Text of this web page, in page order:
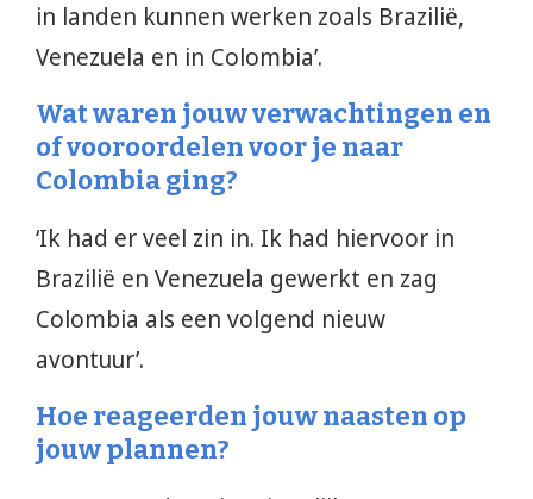
in landen kunnen werken zoals Brazilië,
Venezuela en in Colombia’.
Wat waren jouw verwachtingen en
of vooroordelen voor je naar
Colombia ging?
‘Ik had er veel zin in. Ik had hiervoor in
Brazilië en Venezuela gewerkt en zag
Colombia als een volgend nieuw
avontuur’.
Hoe reageerden jouw naasten op
jouw plannen?